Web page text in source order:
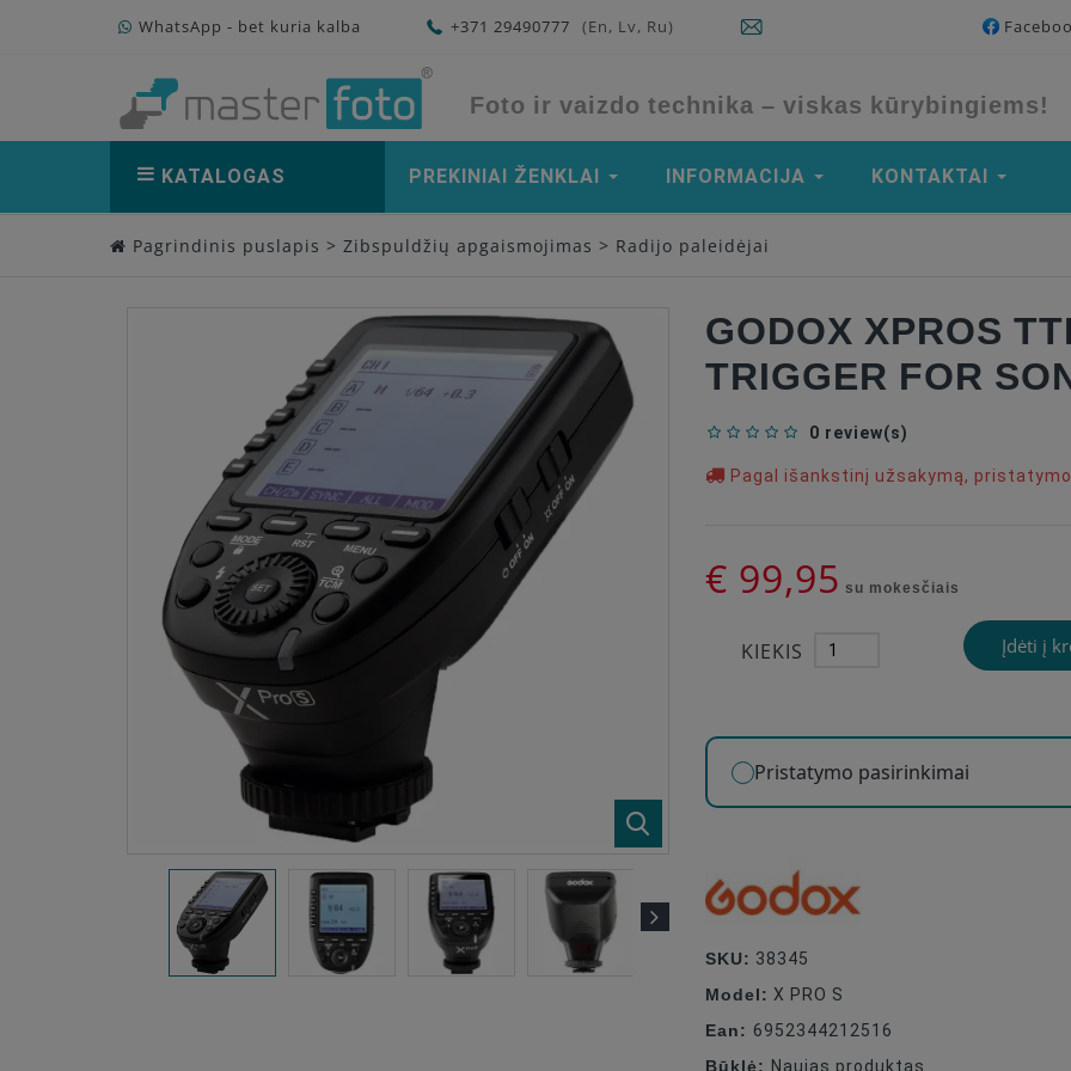
WhatsApp - bet kuria kalba +371 29490777 (En, Lv, Ru)
Foto ir vaizdo technika – viskas kūrybingiems!
KATALOGAS PREKINIAI ŽENKLAI INFORMACIJA KONTAKTAI
Pagrindinis puslapis > Zibspuldžių apgaismojimas > Radijo paleidėjai
GODOX XPROS
TRIGGER FOR
0 review(s)
Pagal išankstinį užsakymą,
€ 99,95 su mokesčiais
KIEKIS Įdėti į
Pristatymo pasirinkimai
SKU: 38345
Model: X PRO S
Ean: 6952344212516
Būklė: Naujas produktas